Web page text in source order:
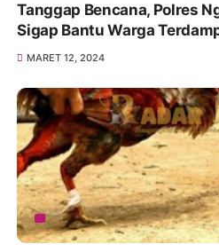
Tanggap Bencana, Polres
Sigap Bantu Warga
MARET 12, 2024